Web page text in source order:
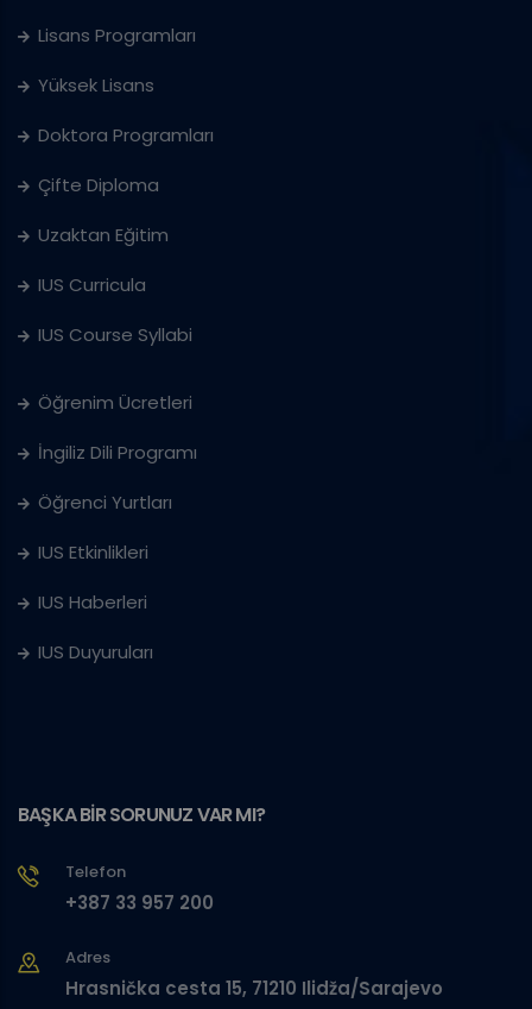
Lisans Programları
Yüksek Lisans
Doktora Programları
Çifte Diploma
Uzaktan Eğitim
IUS Curricula
IUS Course Syllabi
Öğrenim Ücretleri
İngiliz Dili Programı
Öğrenci Yurtları
IUS Etkinlikleri
IUS Haberleri
IUS Duyuruları
BAŞKA BİR SORUNUZ VAR MI?
Telefon
+387 33 957 200
Adres
Hrasnička cesta 15, 71210 Ilidža/Sarajevo